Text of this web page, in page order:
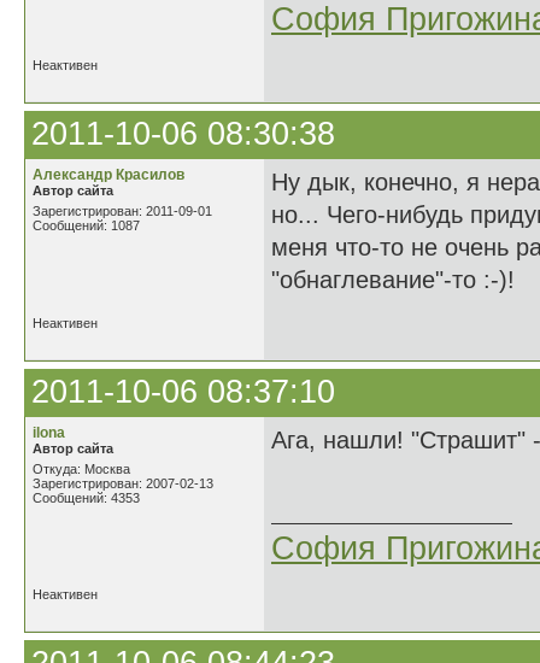
София
Неактивен
2011-10-06 08:30:38
Александр Красилов
Автор сайта
Зарегистрирован: 2011-09-01
Сообщений: 1087
Ну дык, конечно, я
но... Чего-нибудь
меня что-то не очень
"обнаглевание"-то :-)!
Неактивен
2011-10-06 08:37:10
ilona
Автор сайта
Откуда: Москва
Зарегистрирован: 2007-02-13
Сообщений: 4353
Ага, нашли!
София
Неактивен